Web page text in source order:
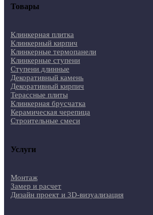
Товары
Клинкерная плитка
Клинкерный кирпич
Клинкерные термопанели
Клинкерные ступени
Ступени длинные
Декоративный камень
Декоративный кирпич
Терассные плиты
Клинкерная брусчатка
Керамическая черепица
Строительные смеси
Услуги
Монтаж
Замер и расчет
Дизайн проект и 3D-визуализация